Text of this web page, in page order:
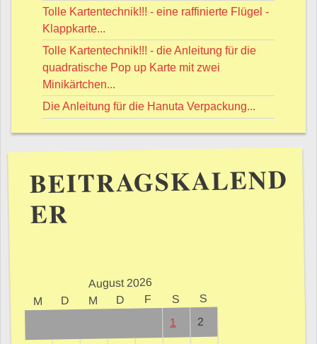
Tolle Kartentechnik!!! - eine raffinierte Flügel -
Klappkarte...
Tolle Kartentechnik!!! - die Anleitung für die
quadratische Pop up Karte mit zwei
Minikärtchen...
Die Anleitung für die Hanuta Verpackung...
BEITRAGSKALEND
ER
August 2026
M D M D F S S
1 2